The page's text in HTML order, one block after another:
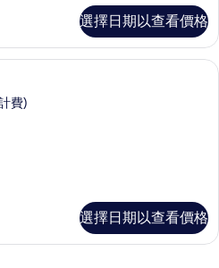
選擇日期以查看價格
豪華四人房 | 書桌、遮光布/窗簾、折
費)
選擇日期以查看價格